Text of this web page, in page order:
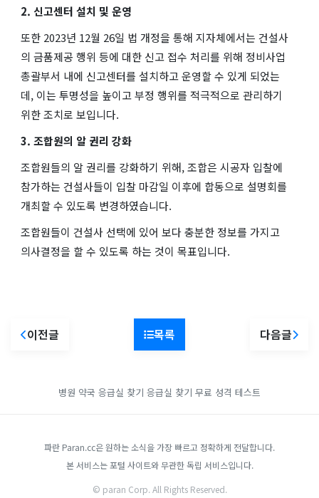
2. 신고센터 설치 및 운영
또한 2023년 12월 26일 법 개정을 통해 지자체에서는 건설사
의 금품제공 행위 등에 대한 신고 접수 처리를 위해 정비사업
총괄부서 내에 신고센터를 설치하고 운영할 수 있게 되었는
데, 이는 투명성을 높이고 부정 행위를 적극적으로 관리하기
위한 조치로 보입니다.
3. 조합원의 알 권리 강화
조합원들의 알 권리를 강화하기 위해, 조합은 시공자 입찰에
참가하는 건설사들이 입찰 마감일 이후에 합동으로 설명회를
개최할 수 있도록 변경하였습니다.
조합원들이 건설사 선택에 있어 보다 충분한 정보를 가지고
의사결정을 할 수 있도록 하는 것이 목표입니다.
이전글 목록 다음글
병원 약국 응급실 찾기 응급실 찾기 무료 성격 테스트
파란 Paran.cc은 원하는 소식을 가장 빠르고 정확하게 전달합니다.
본 서비스는 포털 사이트와 무관한 독립 서비스입니다.
© paran Corp. All Rights Reserved.